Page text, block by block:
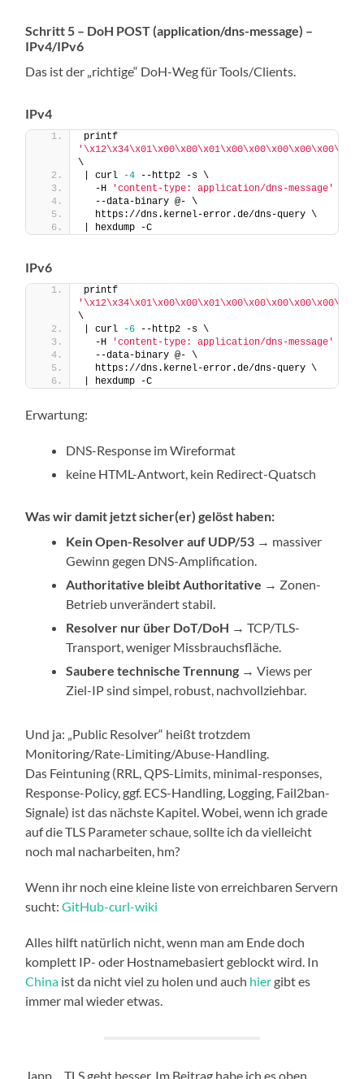
Schritt 5 – DoH POST (application/dns-message) –
IPv4/IPv6
Das ist der „richtige“ DoH-Weg für Tools/Clients.
IPv4
\
| curl
-4 --http2 -s \
  -H
'content-type: application/dns-message'
  --data-binary @- \
  https://dns.kernel-error.de/dns-query \
| hexdump -C
IPv6
\
| curl
-6 --http2 -s \
  -H
'content-type: application/dns-message'
  --data-binary @- \
  https://dns.kernel-error.de/dns-query \
| hexdump -C
Erwartung:
DNS-Response im Wireformat
keine HTML-Antwort, kein Redirect-Quatsch
Was wir damit jetzt sicher(er) gelöst haben:
Kein Open-Resolver auf UDP/53 → massiver
Gewinn gegen DNS-Amplification.
Authoritative bleibt Authoritative → Zonen-
Betrieb unverändert stabil.
Resolver nur über DoT/DoH → TCP/TLS-
Transport, weniger Missbrauchsfläche.
Saubere technische Trennung → Views per
Ziel-IP sind simpel, robust, nachvollziehbar.
Und ja: „Public Resolver“ heißt trotzdem
Monitoring/Rate-Limiting/Abuse-Handling.
Das Feintuning (RRL, QPS-Limits, minimal-responses,
Response-Policy, ggf. ECS-Handling, Logging, Fail2ban-
Signale) ist das nächste Kapitel. Wobei, wenn ich grade
auf die TLS Parameter schaue, sollte ich da vielleicht
noch mal nacharbeiten, hm?
Wenn ihr noch eine kleine liste von erreichbaren Servern
sucht:GitHub-curl-wiki
Alles hilft natürlich nicht, wenn man am Ende doch
komplett IP- oder Hostnamebasiert geblockt wird. In
China ist da nicht viel zu holen und auch hiergibt es
immer mal wieder etwas.
Japp… TLS geht besser. Im Beitrag habe ich es oben